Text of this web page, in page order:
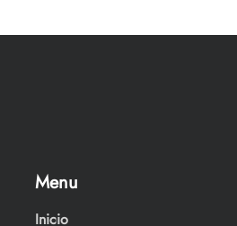
Menu
Inicio